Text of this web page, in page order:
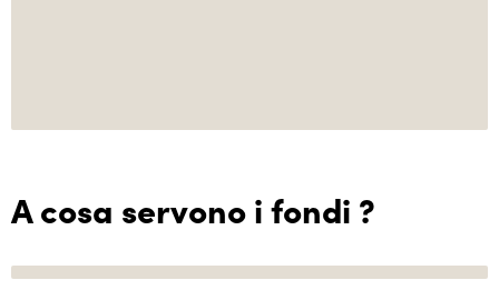
A cosa servono i fondi ?